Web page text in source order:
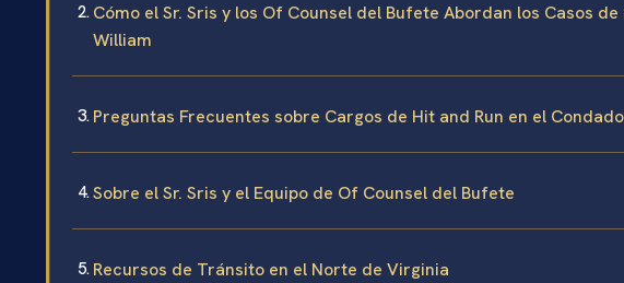
Cómo el Sr. Sris y los Of Counsel del Bufete Abordan los Casos
William
Preguntas Frecuentes sobre Cargos de Hit and Run en el
Sobre el Sr. Sris y el Equipo de Of Counsel del Bufete
Recursos de Tránsito en el Norte de Virginia